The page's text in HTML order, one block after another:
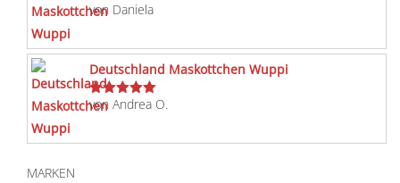
Bewertet
von Daniela
Deutschland Maskottchen Wuppi
Bewertet
von Andrea O.
MARKEN